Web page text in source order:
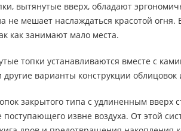
вытянутые вверх, обладают
не мешает наслаждаться красотой
как занимают мало места.
топки устанавливаются вместе с
другие варианты конструкции
закрытого типа с удлиненным вверх
поступающего извне воздуха. От этой